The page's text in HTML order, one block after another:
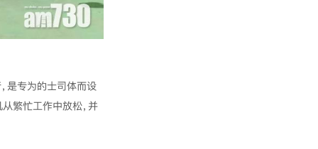
是专为的士司体而设
繁忙工作中放松，并